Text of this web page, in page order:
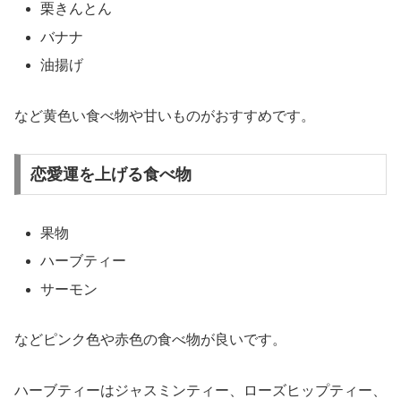
栗きんとん
バナナ
油揚げ
など黄色い食べ物や甘いものがおすすめです。
恋愛運を上げる食べ物
果物
ハーブティー
サーモン
などピンク色や赤色の食べ物が良いです。
ハーブティーはジャスミンティー、ローズヒップティー、